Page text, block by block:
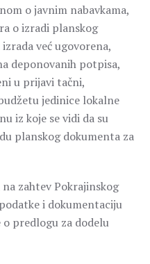
o javnim nabavkama,
o izradi planskog
već ugovorena,
deponovanih potpisa,
u prijavi tačni,
jedinice lokalne
iz koje se vidi da su
planskog dokumenta za
zahtev Pokrajinskog
i dokumentaciju
predlogu za dodelu